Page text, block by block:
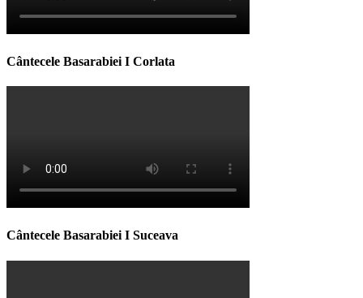
Cântecele Basarabiei I Corlata
Cântecele Basarabiei I Suceava